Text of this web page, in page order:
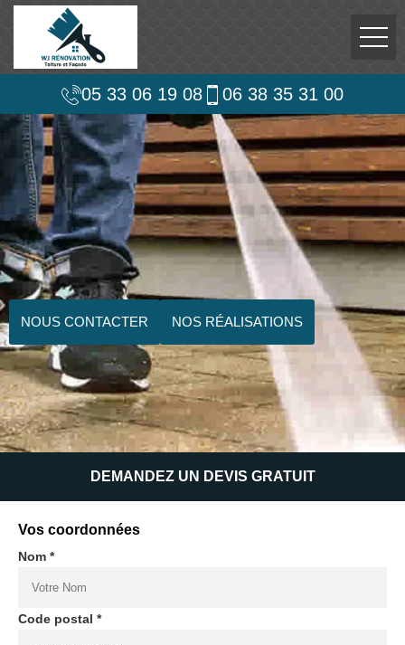
05 33 06 19 08 06 38 35 31 00
NOUS CONTACTER NOS RÉALISATIONS
DEMANDEZ UN DEVIS GRATUIT
Vos coordonnées
Nom *
Code postal *